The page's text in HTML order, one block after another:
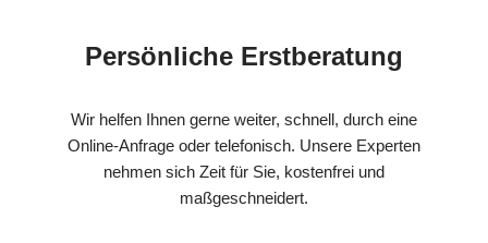
Persönliche Erstberatung
Wir helfen Ihnen gerne weiter, schnell, durch eine
Online-Anfrage oder telefonisch. Unsere Experten
nehmen sich Zeit für Sie, kostenfrei und
maßgeschneidert.